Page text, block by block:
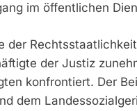
im öffentlichen
der
der Justiz
konfrontiert. Der
dem